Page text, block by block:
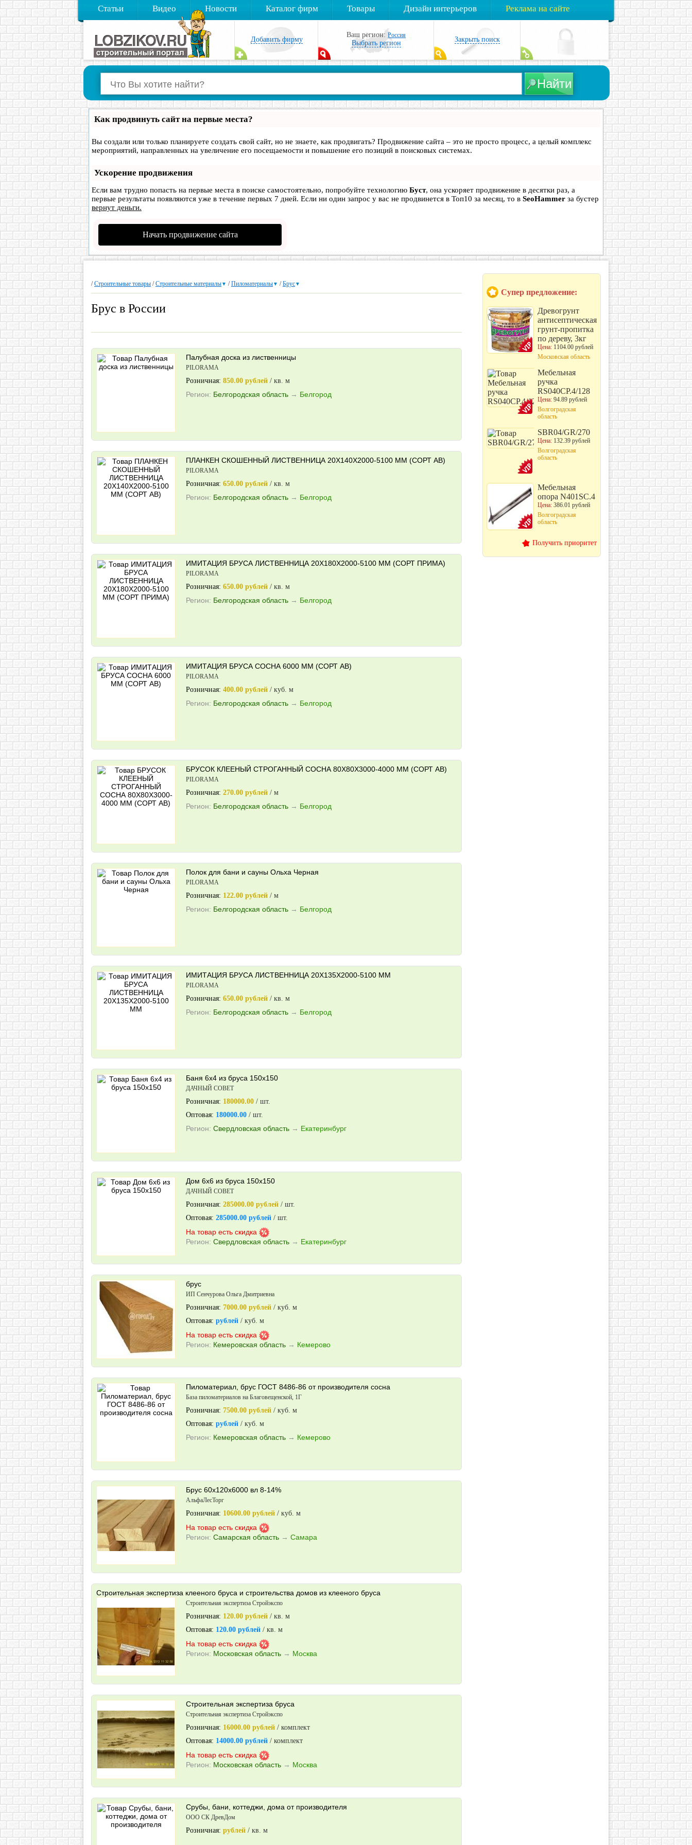
Статьи Видео Новости Каталог фирм Товары Дизайн интерьеров Реклама на сайте
Закрыть поиск
Ваш регион: Россия
Выбрать регион
Добавить фирму
Как продвинуть сайт на первые места?
Вы создали или только планируете создать свой сайт, но не знаете, как продвигать? Продвижение сайта – это не просто процесс, а целый комплекс
мероприятий, направленных на увеличение его посещаемости и повышение его позиций в поисковых системах.
Ускорение продвижения
Если вам трудно попасть на первые места в поиске самостоятельно, попробуйте технологию Буст, она ускоряет продвижение в десятки раз, а
первые результаты появляются уже в течение первых 7 дней. Если ни один запрос у вас не продвинется в Топ10 за месяц, то в SeoHammer за бустер
вернут деньги.
Начать продвижение сайта
/Строительные товары /Строительные материалы▼ /Пиломатериалы▼ /Брус▼
Брус в России
Палубная доска из лиственницы
PILORAMA
Розничная: 850.00 рублей / кв. м
Регион: Белгородская область → Белгород
ПЛАНКЕН СКОШЕННЫЙ ЛИСТВЕННИЦА 20X140X2000-5100 ММ (СОРТ AB)
PILORAMA
Розничная: 650.00 рублей / кв. м
Регион: Белгородская область → Белгород
ИМИТАЦИЯ БРУСА ЛИСТВЕННИЦА 20X180X2000-5100 ММ (СОРТ ПРИМА)
PILORAMA
Розничная: 650.00 рублей / кв. м
Регион: Белгородская область → Белгород
ИМИТАЦИЯ БРУСА СОСНА 6000 ММ (СОРТ AB)
PILORAMA
Розничная: 400.00 рублей / куб. м
Регион: Белгородская область → Белгород
БРУСОК КЛЕЕНЫЙ СТРОГАННЫЙ СОСНА 80X80X3000-4000 ММ (СОРТ AB)
PILORAMA
Розничная: 270.00 рублей / м
Регион: Белгородская область → Белгород
Полок для бани и сауны Ольха Черная
PILORAMA
Розничная: 122.00 рублей / м
Регион: Белгородская область → Белгород
ИМИТАЦИЯ БРУСА ЛИСТВЕННИЦА 20X135X2000-5100 ММ
PILORAMA
Розничная: 650.00 рублей / кв. м
Регион: Белгородская область → Белгород
Баня 6х4 из бруса 150х150
ДАЧНЫЙ СОВЕТ
Розничная: 180000.00 / шт.
Оптовая: 180000.00 / шт.
Регион: Свердловская область → Екатеринбург
Дом 6х6 из бруса 150х150
ДАЧНЫЙ СОВЕТ
Розничная: 285000.00 рублей / шт.
Оптовая: 285000.00 рублей / шт.
На товар есть скидка
Регион: Свердловская область → Екатеринбург
брус
ИП Сенчурова Ольга Дмитриевна
Розничная: 7000.00 рублей / куб. м
Оптовая: рублей / куб. м
На товар есть скидка
Регион: Кемеровская область → Кемерово
Пиломатериал, брус ГОСТ 8486-86 от производителя сосна
База пиломатериалов на Благовещенской, 1Г
Розничная: 7500.00 рублей / куб. м
Оптовая: рублей / куб. м
Регион: Кемеровская область → Кемерово
Брус 60х120х6000 вл 8-14%
АльфаЛесТорг
Розничная: 10600.00 рублей / куб. м
На товар есть скидка
Регион: Самарская область → Самара
Строительная экспертиза клееного бруса и строительства домов из клееного бруса
Строительная экспертиза Стройэкспо
Розничная: 120.00 рублей / кв. м
Оптовая: 120.00 рублей / кв. м
На товар есть скидка
Регион: Московская область → Москва
Строительная экспертиза бруса
Строительная экспертиза Стройэкспо
Розничная: 16000.00 рублей / комплект
Оптовая: 14000.00 рублей / комплект
На товар есть скидка
Регион: Московская область → Москва
Срубы, бани, коттеджи, дома от производителя
ООО СК ДревДом
Розничная: рублей / кв. м
Супер предложение:
Древогрунт
антисептическая
грунт-пропитка
по дереву, 3кг
Цена: 1104.00 рублей
Московская область
Мебельная
ручка
RS040CP.4/128
Цена: 94.89 рублей
Волгоградская
область
SBR04/GR/270
Цена: 132.39 рублей
Волгоградская
область
Мебельная
опора N401SC.4
Цена: 386.01 рублей
Волгоградская
область
Получить приоритет